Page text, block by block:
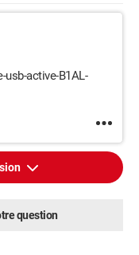
active-B1AL-
question